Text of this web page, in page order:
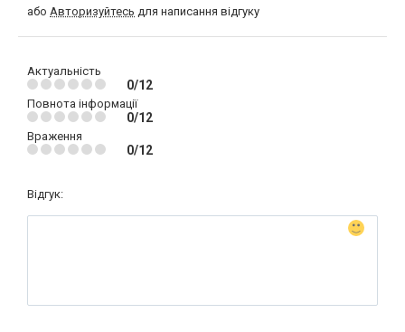
або Авторизуйтесь для написання відгуку
Актуальність
0/12
Повнота інформації
0/12
Враження
0/12
Відгук: